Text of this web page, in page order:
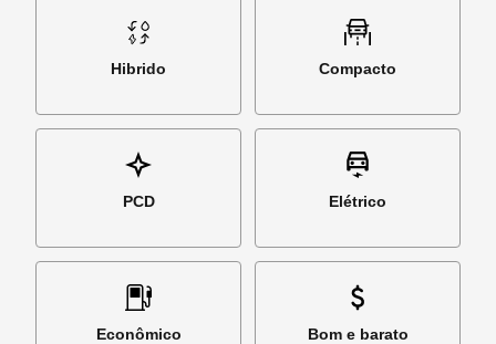
Hibrido Compacto
PCD Elétrico
Econômico Bom e barato